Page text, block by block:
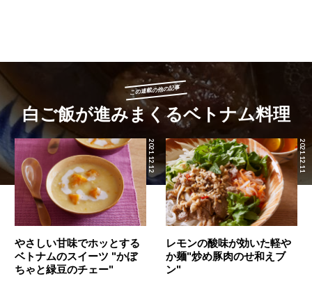
この連載の他の記事
白ご飯が進みまくるベトナム料理
2021.12.12
やさしい甘味でホッとする
ベトナムのスイーツ "かぼ
ちゃと緑豆のチェー"
2021.12.11
レモンの酸味が効いた軽や
か麺"炒め豚肉のせ和えブ
ン"